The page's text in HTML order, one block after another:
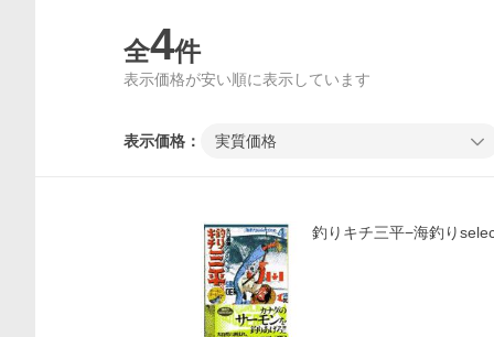
全4件
表示価格が安い順に表示しています
表示価格： 実質価格
釣りキチ三平−海釣り